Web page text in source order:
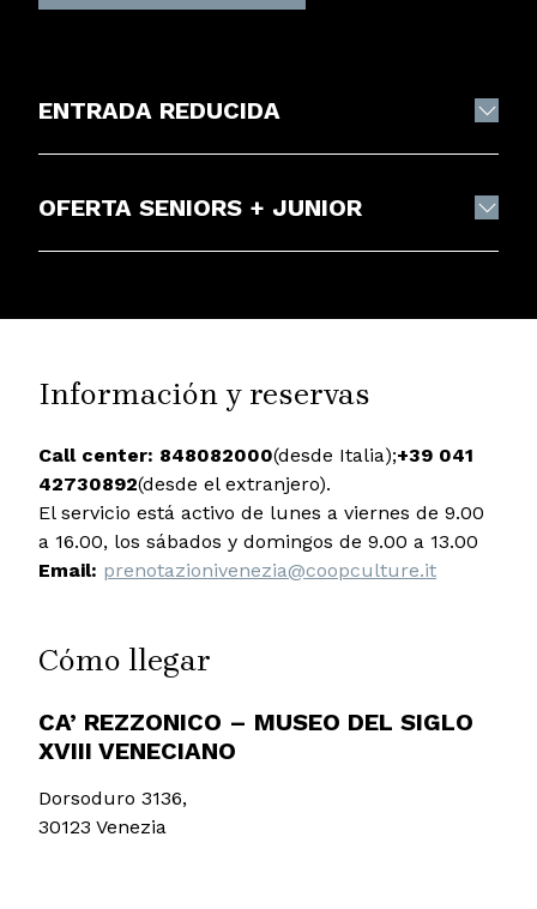
ENTRADA REDUCIDA
OFERTA SENIORS + JUNIOR
Información y reservas
Call center: 848082000(desde Italia);+39 041
42730892(desde el extranjero).
El servicio está activo de lunes a viernes de 9.00
a 16.00, los sábados y domingos de 9.00 a 13.00
Email: prenotazionivenezia@coopculture.it
Cómo llegar
CA’ REZZONICO – MUSEO DEL SIGLO
XVIII VENECIANO
Dorsoduro 3136,
30123 Venezia